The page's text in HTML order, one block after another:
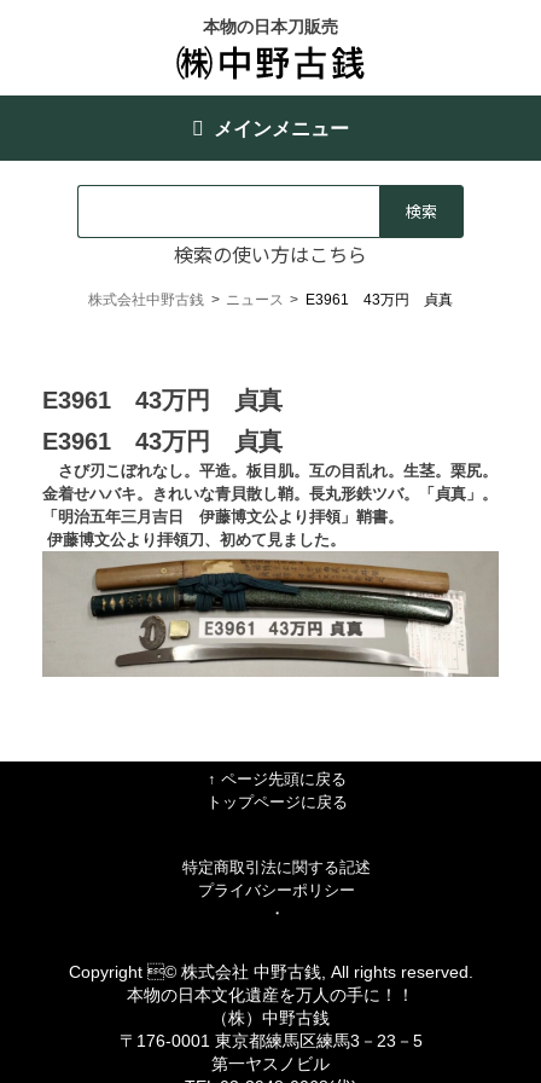
本物の日本刀販売
メインメニュー
検索の使い方はこちら
株式会社中野古銭 > ニュース > E3961 43万円 貞真
E3961 43万円 貞真
E3961 43万円 貞真
さび刃こぼれなし。平造。板目肌。互の目乱れ。生茎。栗尻。
金着せハバキ。きれいな青貝散し鞘。長丸形鉄ツバ。「貞真」。
「明治五年三月吉日 伊藤博文公より拝領」鞘書。
伊藤博文公より拝領刀、初めて見ました。
↑ ページ先頭に戻る
トップページに戻る
特定商取引法に関する記述
プライバシーポリシー
・
Copyright © 株式会社 中野古銭, All rights reserved.
本物の日本文化遺産を万人の手に！！
（株）中野古銭
〒176-0001 東京都練馬区練馬3－23－5
第一ヤスノビル